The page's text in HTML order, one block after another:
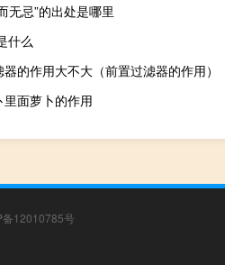
无忌”的出处是哪里
什么
的作用大不大（前置过滤器的作用）
里面萝卜的作用
备12010785号